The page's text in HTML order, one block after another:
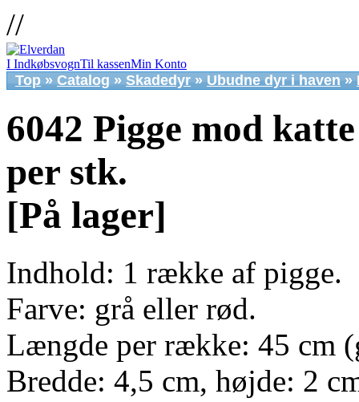
//
I IndkøbsvognTil kassenMin Konto
Top » Catalog » Skadedyr » Ubudne dyr i haven »
6042 Pigge mod
per stk.
[På lager]
Indhold: 1 række af pigge.
Farve: grå eller rød.
Længde per række: 45 cm
Bredde: 4,5 cm, højde: 2